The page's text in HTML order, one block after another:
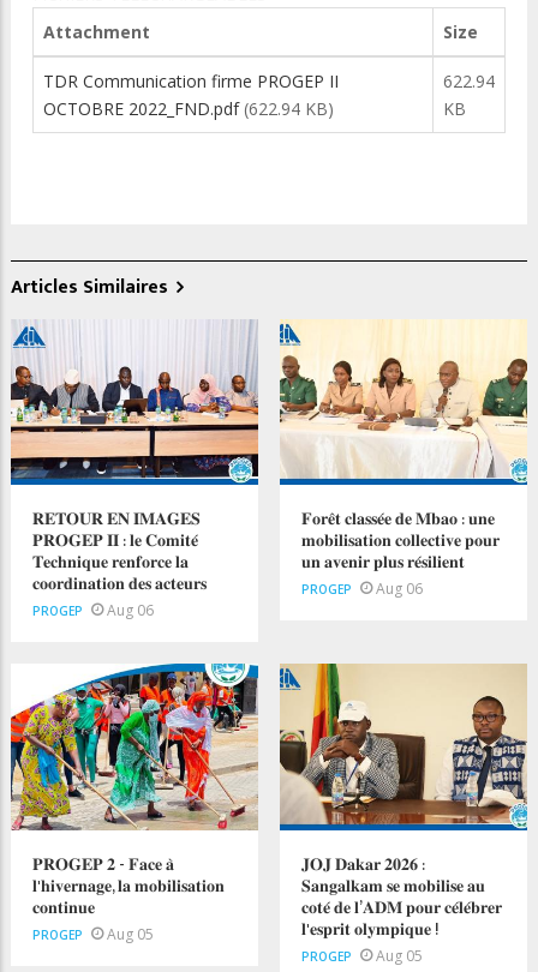
Attachment
Size
TDR Communication firme PROGEP II
OCTOBRE 2022_FND.pdf (622.94 KB)
622.94
KB
Articles Similaires
𝐑𝐄𝐓𝐎𝐔𝐑 𝐄𝐍 𝐈𝐌𝐀𝐆𝐄𝐒
𝐏𝐑𝐎𝐆𝐄𝐏 𝐈𝐈 : 𝐥𝐞 𝐂𝐨𝐦𝐢𝐭𝐞́
𝐓𝐞𝐜𝐡𝐧𝐢𝐪𝐮𝐞 𝐫𝐞𝐧𝐟𝐨𝐫𝐜𝐞 𝐥𝐚
𝐜𝐨𝐨𝐫𝐝𝐢𝐧𝐚𝐭𝐢𝐨𝐧 𝐝𝐞𝐬 𝐚𝐜𝐭𝐞𝐮𝐫𝐬
PROGEP Aug 06
𝐅𝐨𝐫𝐞̂𝐭 𝐜𝐥𝐚𝐬𝐬𝐞́𝐞 𝐝𝐞 𝐌𝐛𝐚𝐨 : 𝐮𝐧𝐞
𝐦𝐨𝐛𝐢𝐥𝐢𝐬𝐚𝐭𝐢𝐨𝐧 𝐜𝐨𝐥𝐥𝐞𝐜𝐭𝐢𝐯𝐞 𝐩𝐨𝐮𝐫
𝐮𝐧 𝐚𝐯𝐞𝐧𝐢𝐫 𝐩𝐥𝐮𝐬 𝐫𝐞́𝐬𝐢𝐥𝐢𝐞𝐧𝐭
PROGEP Aug 06
𝐏𝐑𝐎𝐆𝐄𝐏 𝟐 - 𝐅𝐚𝐜𝐞 𝐚̀
𝐥'𝐡𝐢𝐯𝐞𝐫𝐧𝐚𝐠𝐞, 𝐥𝐚 𝐦𝐨𝐛𝐢𝐥𝐢𝐬𝐚𝐭𝐢𝐨𝐧
𝐜𝐨𝐧𝐭𝐢𝐧𝐮𝐞
PROGEP Aug 05
𝐉𝐎𝐉 𝐃𝐚𝐤𝐚𝐫 𝟐𝟎𝟐𝟔 :
𝐒𝐚𝐧𝐠𝐚𝐥𝐤𝐚𝐦 𝐬𝐞 𝐦𝐨𝐛𝐢𝐥𝐢𝐬𝐞 𝐚𝐮
𝐜𝐨𝐭𝐞́ 𝐝𝐞 𝐥’𝐀𝐃𝐌 𝐩𝐨𝐮𝐫 𝐜𝐞́𝐥𝐞́𝐛𝐫𝐞𝐫
𝐥'𝐞𝐬𝐩𝐫𝐢𝐭 𝐨𝐥𝐲𝐦𝐩𝐢𝐪𝐮𝐞 !
PROGEP Aug 05